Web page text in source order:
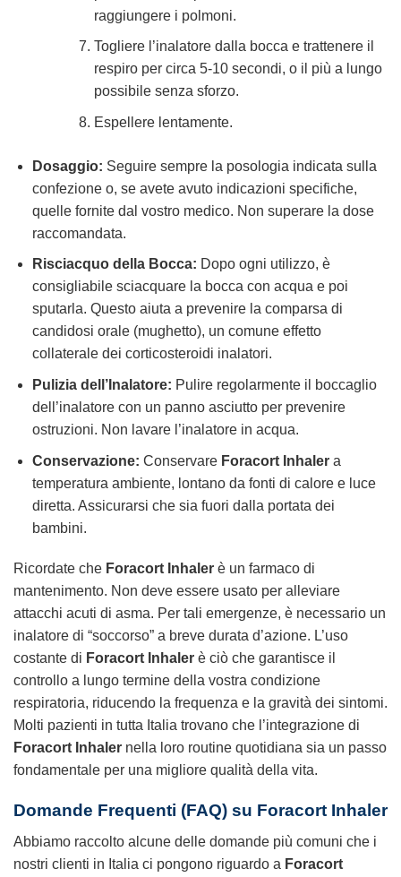
raggiungere i polmoni.
Togliere l’inalatore dalla bocca e trattenere il
respiro per circa 5-10 secondi, o il più a lungo
possibile senza sforzo.
Espellere lentamente.
Dosaggio: Seguire sempre la posologia indicata sulla
confezione o, se avete avuto indicazioni specifiche,
quelle fornite dal vostro medico. Non superare la dose
raccomandata.
Risciacquo della Bocca: Dopo ogni utilizzo, è
consigliabile sciacquare la bocca con acqua e poi
sputarla. Questo aiuta a prevenire la comparsa di
candidosi orale (mughetto), un comune effetto
collaterale dei corticosteroidi inalatori.
Pulizia dell’Inalatore: Pulire regolarmente il boccaglio
dell’inalatore con un panno asciutto per prevenire
ostruzioni. Non lavare l’inalatore in acqua.
Conservazione: Conservare Foracort Inhalera
temperatura ambiente, lontano da fonti di calore e luce
diretta. Assicurarsi che sia fuori dalla portata dei
bambini.
Ricordate che Foracort Inhaler è un farmaco di
mantenimento. Non deve essere usato per alleviare
attacchi acuti di asma. Per tali emergenze, è necessario un
inalatore di “soccorso” a breve durata d’azione. L’uso
costante di Foracort Inhaler è ciò che garantisce il
controllo a lungo termine della vostra condizione
respiratoria, riducendo la frequenza e la gravità dei sintomi.
Molti pazienti in tutta Italia trovano che l’integrazione di
Foracort Inhaler nella loro routine quotidiana sia un passo
fondamentale per una migliore qualità della vita.
Domande Frequenti (FAQ) su Foracort Inhaler
Abbiamo raccolto alcune delle domande più comuni che i
nostri clienti in Italia ci pongono riguardo a Foracort